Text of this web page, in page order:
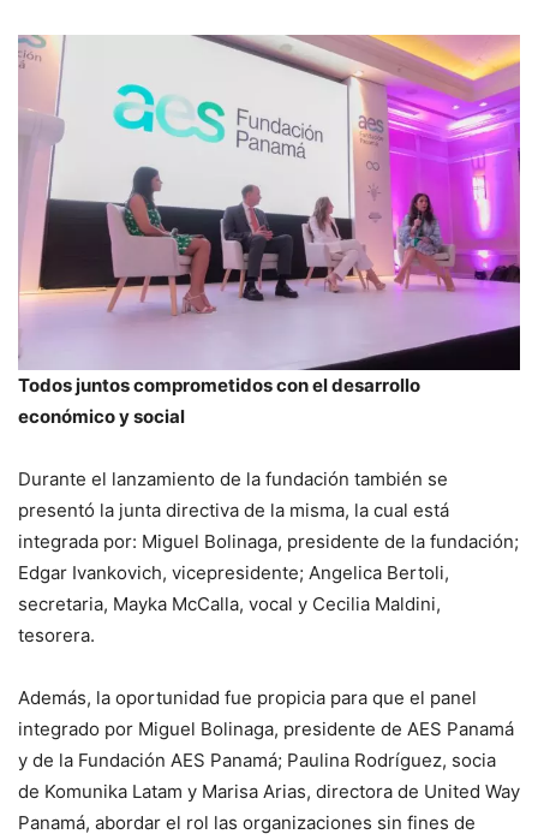
Todos juntos comprometidos con el desarrollo
económico y social
Durante el lanzamiento de la fundación también se
presentó la junta directiva de la misma, la cual está
integrada por: Miguel Bolinaga, presidente de la fundación;
Edgar Ivankovich, vicepresidente; Angelica Bertoli,
secretaria, Mayka McCalla, vocal y Cecilia Maldini,
tesorera.
Además, la oportunidad fue propicia para que el panel
integrado por Miguel Bolinaga, presidente de AES Panamá
y de la Fundación AES Panamá; Paulina Rodríguez, socia
de Komunika Latam y Marisa Arias, directora de United Way
Panamá, abordar el rol las organizaciones sin fines de